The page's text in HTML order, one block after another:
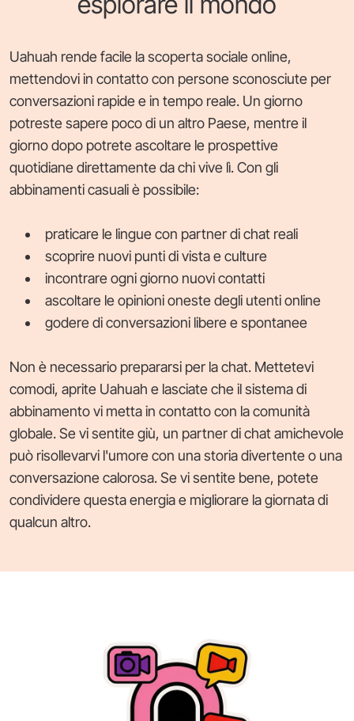
Uahuah rende facile la scoperta sociale online,
mettendovi in contatto con persone sconosciute per
conversazioni rapide e in tempo reale. Un giorno
potreste sapere poco di un altro Paese, mentre il
giorno dopo potrete ascoltare le prospettive
quotidiane direttamente da chi vive lì. Con gli
abbinamenti casuali è possibile:
praticare le lingue con partner di chat reali
scoprire nuovi punti di vista e culture
incontrare ogni giorno nuovi contatti
ascoltare le opinioni oneste degli utenti online
godere di conversazioni libere e spontanee
Non è necessario prepararsi per la chat. Mettetevi
comodi, aprite Uahuah e lasciate che il sistema di
abbinamento vi metta in contatto con la comunità
globale. Se vi sentite giù, un partner di chat amichevole
può risollevarvi l'umore con una storia divertente o una
conversazione calorosa. Se vi sentite bene, potete
condividere questa energia e migliorare la giornata di
qualcun altro.